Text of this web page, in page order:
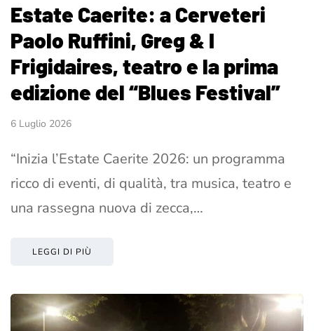
Estate Caerite: a Cerveteri
Paolo Ruffini, Greg & I
Frigidaires, teatro e la prima
edizione del “Blues Festival”
6 Luglio 2026
“Inizia l’Estate Caerite 2026: un programma
ricco di eventi, di qualità, tra musica, teatro e
una rassegna nuova di zecca,…
LEGGI DI PIÙ